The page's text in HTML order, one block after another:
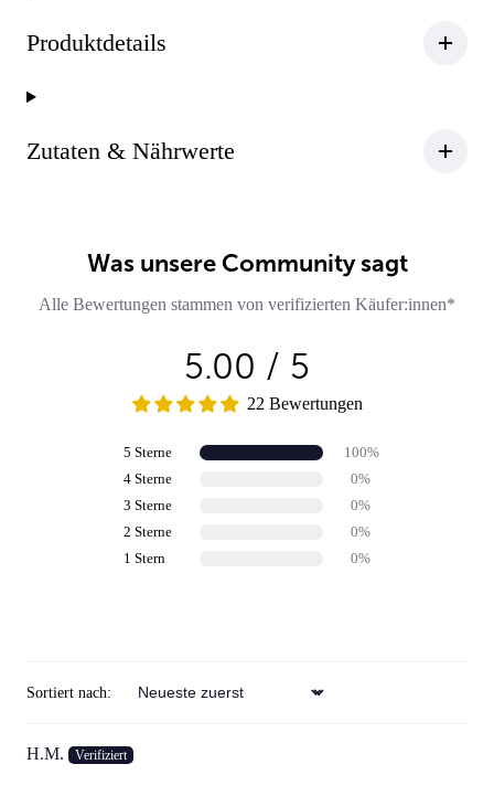
Produktdetails
Zutaten & Nährwerte
Was unsere Community sagt
Alle Bewertungen stammen von verifizierten Käufer:innen*
5.00 / 5
22 Bewertungen
5 Sterne
100%
4 Sterne
0%
3 Sterne
0%
2 Sterne
0%
1 Stern
0%
Sortiert nach: Sort by
H.M.